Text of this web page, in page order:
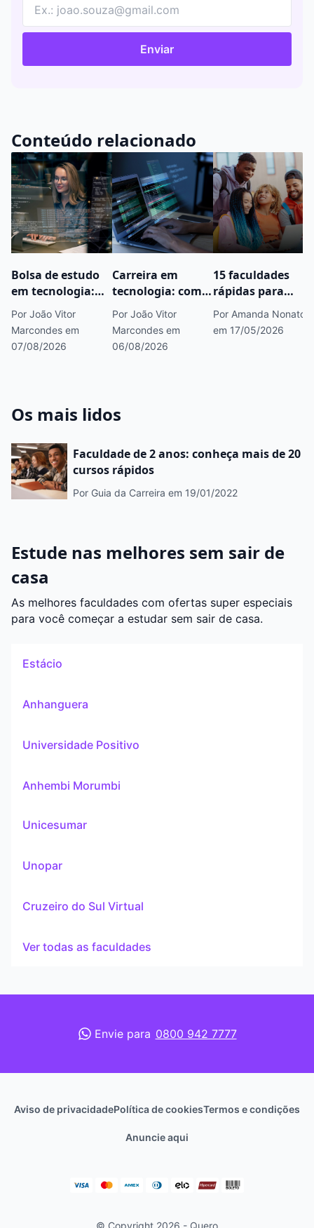
Enviar
Conteúdo relacionado
Bolsa de estudo
em tecnologia:
como estudar TI
pagando menos
Por João Vitor
Marcondes em
07/08/2026
Carreira em
tecnologia: como
começar, áreas
em alta e
caminhos para
crescer
Por João Vitor
Marcondes em
06/08/2026
15 faculdades
rápidas para
fazer concurso
público que você
precisa conhecer
Por Amanda Nonato
em 17/05/2026
Os mais lidos
Faculdade de 2 anos: conheça mais de 20
cursos rápidos
Por Guia da Carreira em 19/01/2022
Estude nas melhores sem sair de
casa
As melhores faculdades com ofertas super especiais
para você começar a estudar sem sair de casa.
Estácio
Anhanguera
Universidade Positivo
Anhembi Morumbi
Unicesumar
Unopar
Cruzeiro do Sul Virtual
Ver todas as faculdades
Envie para 0800 942 7777
Aviso de privacidadePolítica de cookiesTermos e condições
Anuncie aqui